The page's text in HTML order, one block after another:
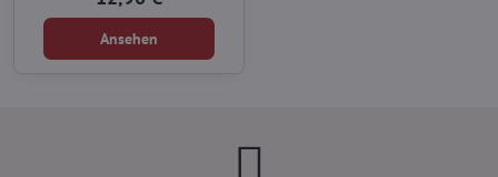
Ansehen